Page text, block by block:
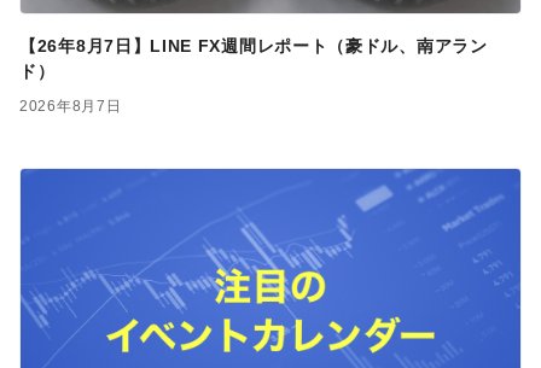
【26年8月7日】LINE FX週間レポート（豪ドル、南アラン
ド）
2026年8月7日